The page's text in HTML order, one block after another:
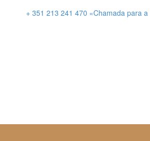
+ 351 213 241 470 «Chamada para